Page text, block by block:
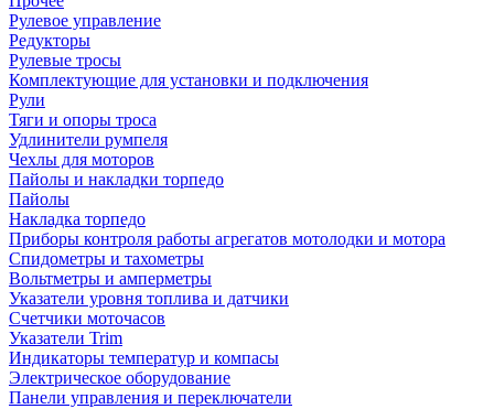
Рулевое управление
Редукторы
Рулевые тросы
Комплектующие для установки и подключения
Рули
Тяги и опоры троса
Удлинители румпеля
Чехлы для моторов
Пайолы и накладки торпедо
Пайолы
Накладка торпедо
Приборы контроля работы агрегатов мотолодки и мотора
Спидометры и тахометры
Вольтметры и амперметры
Указатели уровня топлива и датчики
Счетчики моточасов
Указатели Trim
Индикаторы температур и компасы
Электрическое оборудование
Панели управления и переключатели